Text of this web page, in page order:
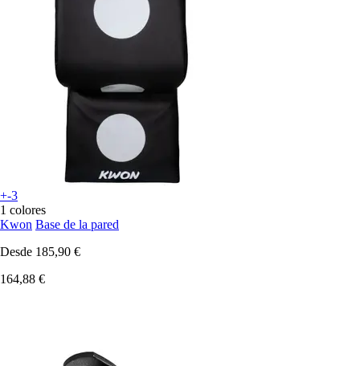
+-3
1 colores
Kwon Base de la pared
Desde 185,90 €
164,88 €